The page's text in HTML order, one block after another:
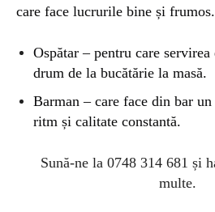
care face lucrurile bine și frumos.
Ospătar – pentru care
drum de la bucătărie la masă.
Barman – care face din bar
ritm și calitate constantă.
Sună-ne la 0748 314 681 și
multe.